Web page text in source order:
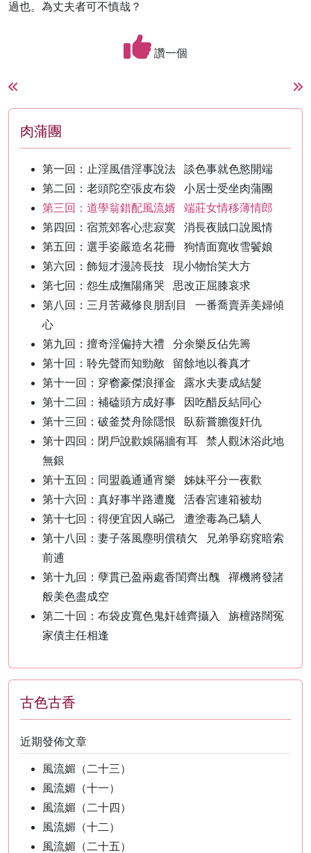
過也。為丈夫者可不慎哉？
讚一個
肉蒲團
第一回：止淫風借淫事說法 談色事就色慾開端
第二回：老頭陀空張皮布袋 小居士受坐肉蒲團
第三回：道學翁錯配風流婿 端莊女情移薄情郎
第四回：宿荒郊客心悲寂寞 消長夜賊口說風情
第五回：選手姿嚴造名花冊 狗情面寬收雪鬢娘
第六回：飾短才漫誇長技 現小物怡笑大方
第七回：怨生成撫陽痛哭 思改正屈膝哀求
第八回：三月苦藏修良朋刮目 一番喬賣弄美婦傾
心
第九回：擅奇淫偏持大禮 分余樂反佔先籌
第十回：聆先聲而知勁敵 留餘地以養真才
第十一回：穿窬豪傑浪揮金 露水夫妻成結髮
第十二回：補磕頭方成好事 因吃醋反結同心
第十三回：破釜焚舟除隱恨 臥薪嘗膽復奸仇
第十四回：閉戶說歡娛隔牆有耳 禁人觀沐浴此地
無銀
第十五回：同盟義通通宵樂 姊妹平分一夜歡
第十六回：真好事半路遭魔 活春宮連箱被劫
第十七回：得便宜因人瞞己 遭塗毒為己驕人
第十八回：妻子落風塵明償積欠 兄弟爭窈窕暗索
前逋
第十九回：孽貫已盈兩處香閨齊出醜 禪機將發諸
般美色盡成空
第二十回：布袋皮寬色鬼奸雄齊攝入 旃檀路闊冤
家債主任相逢
古色古香
近期發佈文章
風流媚（二十三）
風流媚（十一）
風流媚（二十四）
風流媚（十二）
風流媚（二十五）